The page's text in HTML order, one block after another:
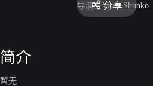
导演： Vitali Shunko
分享
简介
暂无